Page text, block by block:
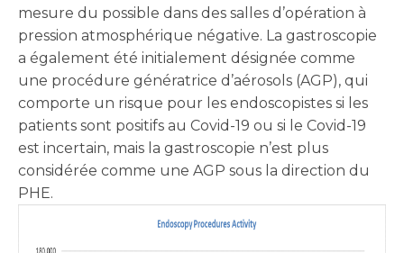
mesure du possible dans des salles d’opération à
pression atmosphérique négative. La gastroscopie
a également été initialement désignée comme
une procédure génératrice d’aérosols (AGP), qui
comporte un risque pour les endoscopistes si les
patients sont positifs au Covid-19 ou si le Covid-19
est incertain, mais la gastroscopie n’est plus
considérée comme une AGP sous la direction du
PHE.